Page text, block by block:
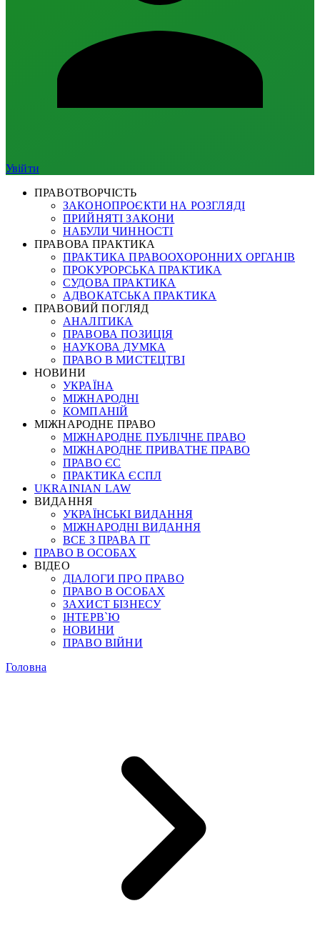
Увійти
ПРАВОТВОРЧІСТЬ
ЗАКОНОПРОЄКТИ НА РОЗГЛЯДІ
ПРИЙНЯТІ ЗАКОНИ
НАБУЛИ ЧИННОСТІ
ПРАВОВА ПРАКТИКА
ПРАКТИКА ПРАВООХОРОННИХ ОРГАНІВ
ПРОКУРОРСЬКА ПРАКТИКА
СУДОВА ПРАКТИКА
АДВОКАТСЬКА ПРАКТИКА
ПРАВОВИЙ ПОГЛЯД
АНАЛІТИКА
ПРАВОВА ПОЗИЦІЯ
НАУКОВА ДУМКА
ПРАВО В МИСТЕЦТВІ
НОВИНИ
УКРАЇНА
МІЖНАРОДНІ
КОМПАНІЙ
МІЖНАРОДНЕ ПРАВО
МІЖНАРОДНЕ ПУБЛІЧНЕ ПРАВО
МІЖНАРОДНЕ ПРИВАТНЕ ПРАВО
ПРАВО ЄС
ПРАКТИКА ЄСПЛ
UKRAINIAN LAW
ВИДАННЯ
УКРАЇНСЬКІ ВИДАННЯ
МІЖНАРОДНІ ВИДАННЯ
ВСЕ З ПРАВА ІТ
ПРАВО В ОСОБАХ
ВІДЕО
ДІАЛОГИ ПРО ПРАВО
ПРАВО В ОСОБАХ
ЗАХИСТ БІЗНЕСУ
ІНТЕРВ`Ю
НОВИНИ
ПРАВО ВІЙНИ
Головна